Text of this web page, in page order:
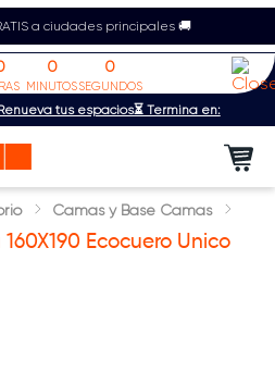
a ciudades principales 🚚
tus espacios⏳ Termina en:
0
MINUTOS
0
SEGUNDOS
Camas y Base Camas
Ecocuero Unico